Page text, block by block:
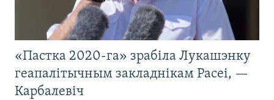
«Пастка 2020-га» зрабіла Лукашэнку
геапалітычным закладнікам Расеі, —
Карбалевіч